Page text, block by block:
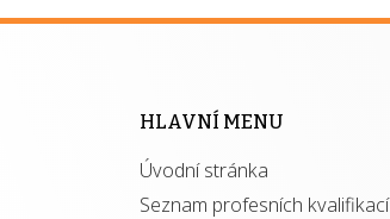
HLAVNÍ MENU
Úvodní stránka
Seznam profesních kvalifikací